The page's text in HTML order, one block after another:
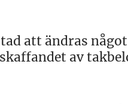
att ändras
av